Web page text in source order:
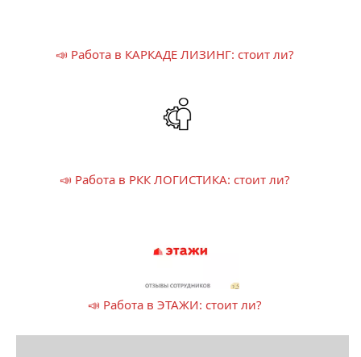
📣 Работа в КАРКАДЕ ЛИЗИНГ: стоит ли?
📣 Работа в РКК ЛОГИСТИКА: стоит ли?
📣 Работа в ЭТАЖИ: стоит ли?